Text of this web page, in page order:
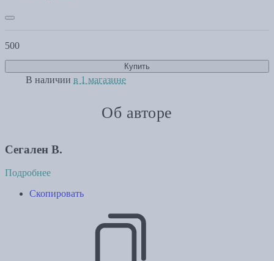
500
Купить
В наличии в 1 магазине
Об авторе
Сегален В.
Подробнее
Скопировать